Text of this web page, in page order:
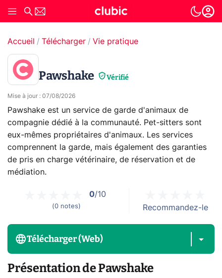
Accueil Télécharger Vie pratique
Pawshake Vérifié
Mise à jour : 07/08/2026
Pawshake est un service de garde d'animaux de
compagnie dédié à la communauté. Pet-sitters sont
eux-mêmes propriétaires d'animaux. Les services
comprennent la garde, mais également des garanties
de pris en charge vétérinaire, de réservation et de
médiation.
0/10
(0 notes) Recommandez-le
Télécharger (Web)
Présentation de Pawshake